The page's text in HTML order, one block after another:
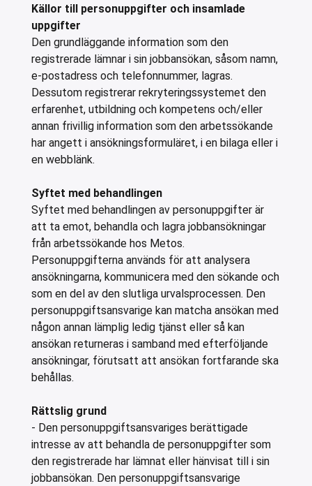
Källor till personuppgifter och insamlade
uppgifter
Den grundläggande information som den
registrerade lämnar i sin jobbansökan, såsom namn,
e-postadress och telefonnummer, lagras.
Dessutom registrerar rekryteringssystemet den
erfarenhet, utbildning och kompetens och/eller
annan frivillig information som den arbetssökande
har angett i ansökningsformuläret, i en bilaga eller i
en webblänk.
Syftet med behandlingen
Syftet med behandlingen av personuppgifter är
att ta emot, behandla och lagra jobbansökningar
från arbetssökande hos Metos.
Personuppgifterna används för att analysera
ansökningarna, kommunicera med den sökande och
som en del av den slutliga urvalsprocessen. Den
personuppgiftsansvarige kan matcha ansökan med
någon annan lämplig ledig tjänst eller så kan
ansökan returneras i samband med efterföljande
ansökningar, förutsatt att ansökan fortfarande ska
behållas.
Rättslig grund
- Den personuppgiftsansvariges berättigade
intresse av att behandla de personuppgifter som
den registrerade har lämnat eller hänvisat till i sin
jobbansökan. Den personuppgiftsansvarige